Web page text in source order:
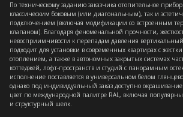
По техническому заданию заказчика отопительное прибор
классическим боковым (или диагональным), так и
подключением (включая модификации со встроенным
клапаном). Благодаря феноменальной прочности,
невосприимчивости к перепадам давления
подходит для установки в современных квартирах с
отоплением, а также в автономных закрытых системах
коттеджей, лофт-пространств и студий с панорамным
исполнение поставляется в универсальном белом
однако под индивидуальный заказ доступно
цвет по международной палитре RAL, включая
и структурный шелк.